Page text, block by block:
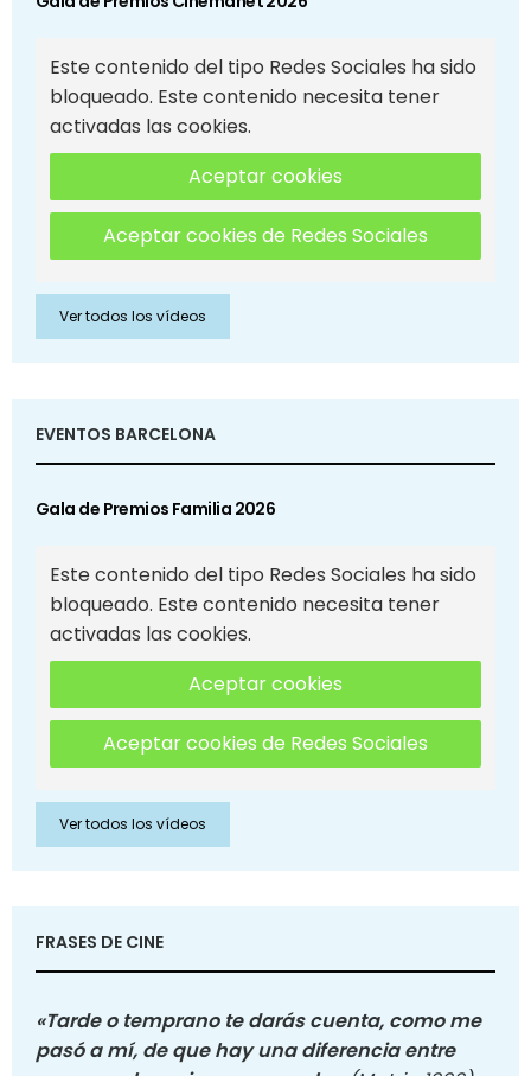
Este contenido del tipo Redes Sociales ha sido
bloqueado. Este contenido necesita tener
activadas las cookies.
Aceptar cookies
Aceptar cookies de Redes Sociales
Ver todos los vídeos
EVENTOS BARCELONA
Gala de Premios Familia 2026
Este contenido del tipo Redes Sociales ha sido
bloqueado. Este contenido necesita tener
activadas las cookies.
Aceptar cookies
Aceptar cookies de Redes Sociales
Ver todos los vídeos
FRASES DE CINE
«Tarde o temprano te darás cuenta, como me
pasó a mí, de que hay una diferencia entre